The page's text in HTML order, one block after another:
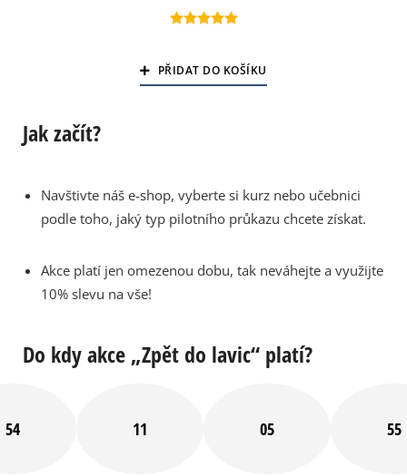
z 5
PŘIDAT DO KOŠÍKU
Jak začít?
Navštivte náš e-shop, vyberte si kurz nebo učebnici
podle toho, jaký typ pilotního průkazu chcete získat.
Akce platí jen omezenou dobu, tak neváhejte a využijte
10% slevu na vše!
Do kdy akce „Zpět do lavic“ platí?
54 11 05 54